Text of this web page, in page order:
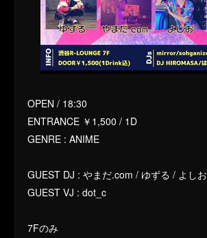
OPEN / 18:30
ENTRANCE ￥1,500 / 1D
GENRE : ANIME
GUEST DJ : やまだ.com / ゆずる / よしお
GUEST VJ : dot_c
7Fのみ